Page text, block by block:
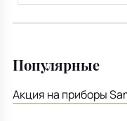
Популярные
Акция на приборы